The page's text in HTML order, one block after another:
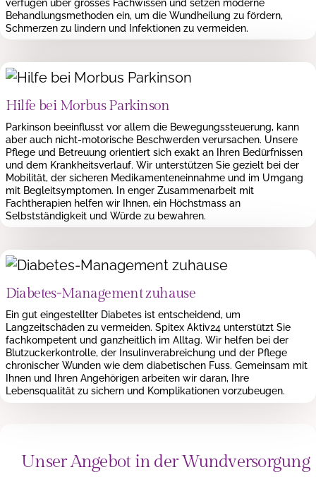
verfügen über grosses Fachwissen und setzen moderne
Behandlungsmethoden ein, um die Wundheilung zu fördern,
Schmerzen zu lindern und Infektionen zu vermeiden.
Hilfe bei Morbus Parkinson
Parkinson beeinflusst vor allem die Bewegungssteuerung, kann
aber auch nicht-motorische Beschwerden verursachen. Unsere
Pflege und Betreuung orientiert sich exakt an Ihren Bedürfnissen
und dem Krankheitsverlauf. Wir unterstützen Sie gezielt bei der
Mobilität, der sicheren Medikamenteneinnahme und im Umgang
mit Begleitsymptomen. In enger Zusammenarbeit mit
Fachtherapien helfen wir Ihnen, ein Höchstmass an
Selbstständigkeit und Würde zu bewahren.
Diabetes-Management zuhause
Ein gut eingestellter Diabetes ist entscheidend, um
Langzeitschäden zu vermeiden. Spitex Aktiv24 unterstützt Sie
fachkompetent und ganzheitlich im Alltag. Wir helfen bei der
Blutzuckerkontrolle, der Insulinverabreichung und der Pflege
chronischer Wunden wie dem diabetischen Fuss. Gemeinsam mit
Ihnen und Ihren Angehörigen arbeiten wir daran, Ihre
Lebensqualität zu sichern und Komplikationen vorzubeugen.
Unser Angebot in der Wundversorgung